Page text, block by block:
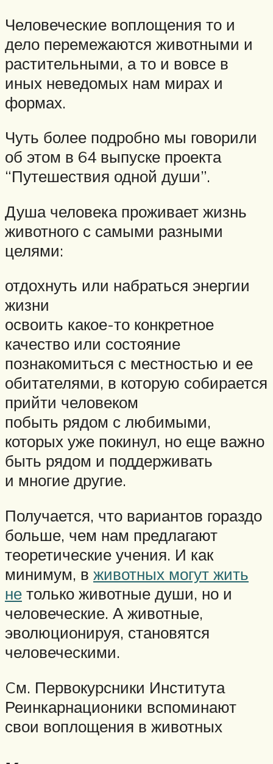
Человеческие воплощения то и
дело перемежаются животными и
растительными, а то и вовсе в
иных неведомых нам мирах и
формах.
Чуть более подробно мы говорили
об этом в 64 выпуске проекта
“Путешествия одной души”.
Душа человека проживает жизнь
животного с самыми разными
целями:
отдохнуть или набраться энергии
жизни
освоить какое-то конкретное
качество или состояние
познакомиться с местностью и ее
обитателями, в которую собирается
прийти человеком
побыть рядом с любимыми,
которых уже покинул, но еще важно
быть рядом и поддерживать
и многие другие.
Получается, что вариантов гораздо
больше, чем нам предлагают
теоретические учения. И как
минимум, в животных могут жить
не только животные души, но и
человеческие. А животные,
эволюционируя, становятся
человеческими.
Cм. Первокурсники Института
Реинкарнационики вспоминают
свои воплощения в животных